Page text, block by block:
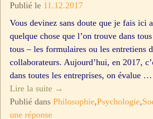
Publié le 11.12.2017
Vous devinez sans doute que je fais ici
quelque chose que l’on trouve dans
tous – les formulaires ou les entretiens
collaborateurs. Aujourd’hui, en 2017,
dans toutes les entreprises, on évalue …
Lire la suite →
Publié dans Philosophie,Psychologie,
une réponse